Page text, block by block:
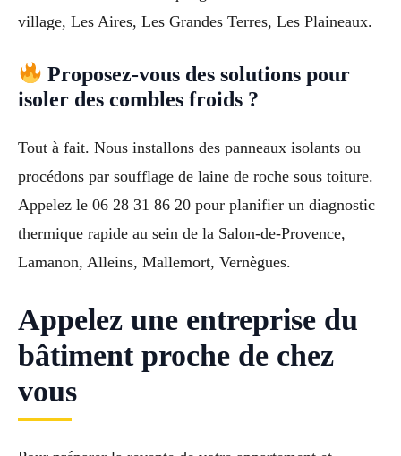
village, Les Aires, Les Grandes Terres, Les Plaineaux.
Proposez-vous des solutions pour
isoler des combles froids ?
Tout à fait. Nous installons des panneaux isolants ou
procédons par soufflage de laine de roche sous toiture.
Appelez le 06 28 31 86 20 pour planifier un diagnostic
thermique rapide au sein de la Salon-de-Provence,
Lamanon, Alleins, Mallemort, Vernègues.
Appelez une entreprise du
bâtiment proche de chez
vous